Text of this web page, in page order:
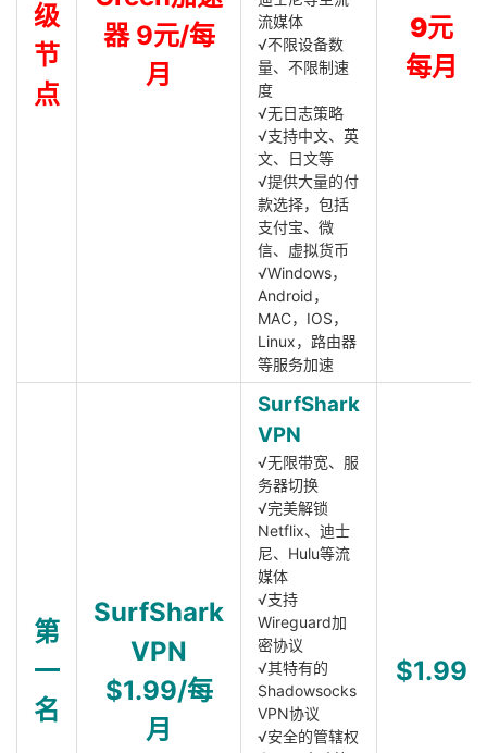
级
节
点
器 9元/每
月
流媒体
√不限设备数
量、不限制速
度
√无日志策略
√支持中文、英
文、日文等
√提供大量的付
款选择，包括
支付宝、微
信、虚拟货币
√Windows，
Android，
MAC，IOS，
Linux，路由器
等服务加速
9元
每月
第
一
名
SurfShark
VPN
$1.99/每
月
SurfShark
VPN
√无限带宽、服
务器切换
√完美解锁
Netflix、迪士
尼、Hulu等流
媒体
√支持
Wireguard加
密协议
√其特有的
Shadowsocks
VPN协议
√安全的管辖权
$1.99